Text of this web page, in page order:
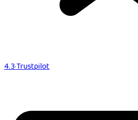
4.3·Trustpilot